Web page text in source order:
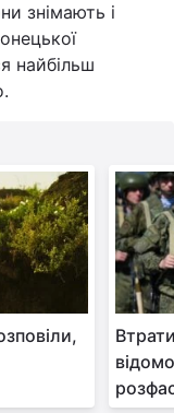
знімають і
найбільш